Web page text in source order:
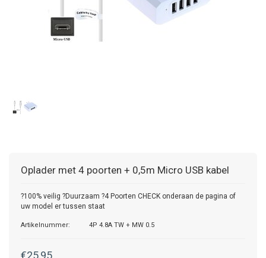
Oplader met 4 poorten + 0,5m Micro USB kabel
?100% veilig ?Duurzaam ?4 Poorten CHECK onderaan de pagina of
uw model er tussen staat
Artikelnummer: 4P 4.8A TW + MW 0.5
€25,95